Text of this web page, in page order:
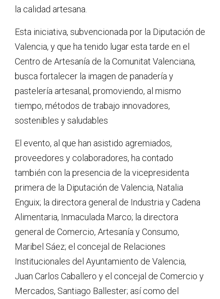
la calidad artesana.
Esta iniciativa, subvencionada por la Diputación de
Valencia, y que ha tenido lugar esta tarde en el
Centro de Artesanía de la Comunitat Valenciana,
busca fortalecer la imagen de panadería y
pastelería artesanal, promoviendo, al mismo
tiempo, métodos de trabajo innovadores,
sostenibles y saludables
El evento, al que han asistido agremiados,
proveedores y colaboradores, ha contado
también con la presencia de la vicepresidenta
primera de la Diputación de Valencia, Natalia
Enguix; la directora general de Industria y Cadena
Alimentaria, Inmaculada Marco; la directora
general de Comercio, Artesanía y Consumo,
Maribel Sáez; el concejal de Relaciones
Institucionales del Ayuntamiento de Valencia,
Juan Carlos Caballero y el concejal de Comercio y
Mercados, Santiago Ballester; así como del